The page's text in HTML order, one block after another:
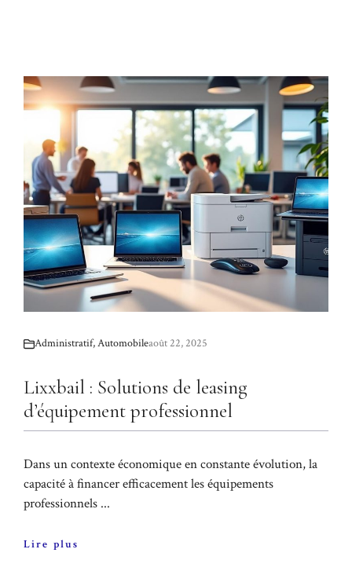
Administratif,Automobileaoût 22, 2025
Lixxbail : Solutions de leasing
d’équipement professionnel
Dans un contexte économique en constante évolution, la
capacité à financer efficacement les équipements
professionnels ...
Lire plus